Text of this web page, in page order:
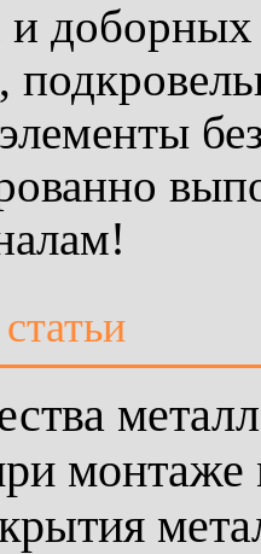
доборных
монтаже